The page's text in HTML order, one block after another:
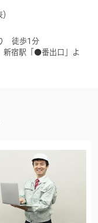
徒歩1分
宿駅「●番出口」よ